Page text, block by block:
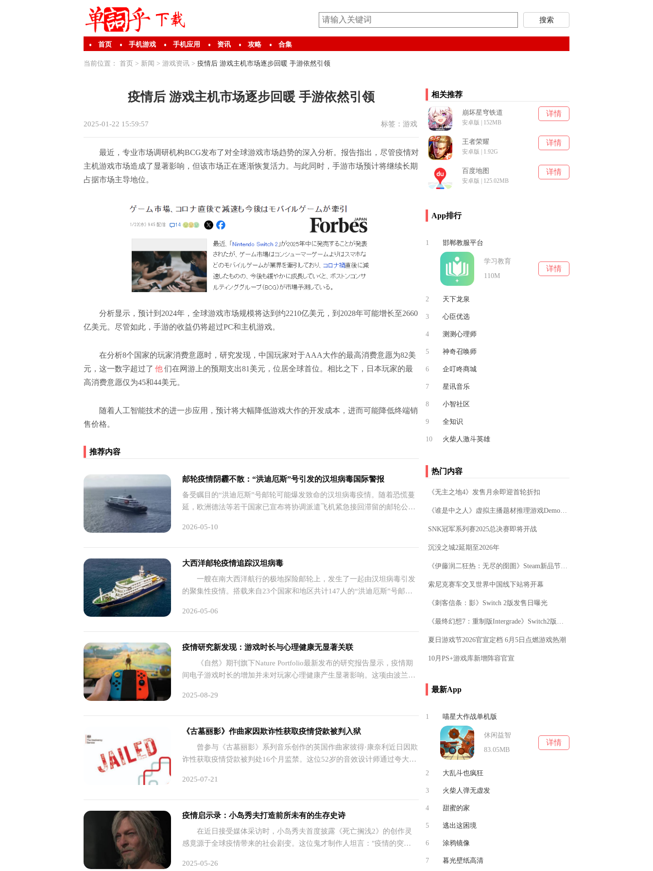
首页 手机游戏 手机应用 资讯 攻略 合集
当前位置： 首页 > 新闻 > 游戏资讯 > 疫情后 游戏主机市场逐步回暖 手游依然引领
疫情后 游戏主机市场逐步回暖 手游依然引领
2025-01-22 15:59:57 标签： 游戏
最近，专业市场调研机构BCG发布了对全球游戏市场趋势的深入分析。报告指出，尽管疫情对
主机游戏市场造成了显著影响，但该市场正在逐渐恢复活力。与此同时，手游市场预计将继续长期
占据市场主导地位。
分析显示，预计到2024年，全球游戏市场规模将达到约2210亿美元，到2028年可能增长至2660
亿美元。尽管如此，手游的收益仍将超过PC和主机游戏。
在分析8个国家的玩家消费意愿时，研究发现，中国玩家对于AAA大作的最高消费意愿为82美
元，这一数字超过了 他们在网游上的预期支出81美元，位居全球首位。相比之下，日本玩家的最
高消费意愿仅为45和44美元。
随着人工智能技术的进一步应用，预计将大幅降低游戏大作的开发成本，进而可能降低终端销
售价格。
推荐内容
邮轮疫情阴霾不散：“洪迪厄斯”号引发的汉坦病毒国际警报
备受瞩目的“洪迪厄斯”号邮轮可能爆发致命的汉坦病毒疫情。随着恐慌蔓
延，欧洲德法等若干国家已宣布将协调派遣飞机紧急接回滞留的邮轮公
2026-05-10
大西洋邮轮疫情追踪汉坦病毒
一艘在南大西洋航行的极地探险邮轮上，发生了一起由汉坦病毒引发
的聚集性疫情。搭载来自23个国家和地区共计147人的“洪迪厄斯”号邮
人重症。复旦大学附属华山医院感染科副主任王新宇分析指出，此次疫情
2026-05-06
‌疫情研究新发现：游戏时长与心理健康无显著关联
《自然》期刊旗下Nature Portfolio最新发布的研究报告显示，疫情期
间电子游戏时长的增加并未对玩家心理健康产生显著影响。这项由波兰亚
流行期间游戏行为与心理幸福感之间的关联。
2025-08-29
《古墓丽影》作曲家因欺诈性获取疫情贷款被判入狱
曾参与《古墓丽影》系列音乐创作的英国作曲家彼得·康奈利近日因欺
诈性获取疫情贷款被判处16个月监禁。这位52岁的音效设计师通过夸大公
款"。
2025-07-21
疫情启示录：小岛秀夫打造前所未有的生存史诗
在近日接受媒体采访时，小岛秀夫首度披露《死亡搁浅2》的创作灵
感竟源于全球疫情带来的社会剧变。这位鬼才制作人坦言："疫情的突然
——人与人之间的物理联结正在以惊人的速度消逝。"
2025-05-26
相关推荐
崩坏星穹铁道
安卓版 | 152MB
详情
王者荣耀
安卓版 | 1.92G
详情
百度地图
安卓版 | 125.02MB
详情
App排行
1 邯郸教服平台
学习教育
110M
详情
2 天下龙泉
3 心臣优选
4 测测心理师
5 神奇召唤师
6 企叮咚商城
7 星讯音乐
8 小智社区
89.54M
9 全知识
学习教育
10 火柴人激斗英雄
热门内容
《无主之地4》发售月余即迎首轮折扣
‌《谁是中之人》虚拟主播题材推理游戏Demo更新
‌SNK冠军系列赛2025总决赛即将开战
沉没之城2延期至2026年
‌《伊藤润二狂热：无尽的囹圄》Steam新品节亮相
索尼克赛车交叉世界中国线下站将开幕
《刺客信条：影》Switch 2版发售日曝光
‌《最终幻想7：重制版Intergrade》Switch2版新预告公布
夏日游戏节2026官宣定档 6月5日点燃游戏热潮
10月PS+游戏库新增阵容官宣
最新App
1 喵星大作战单机版
休闲益智
83.05MB
详情
2 大乱斗也疯狂
动作冒险
3 火柴人弹无虚发
4 甜蜜的家
5 逃出这困境
6 涂鸦镜像
7 暮光壁纸高清